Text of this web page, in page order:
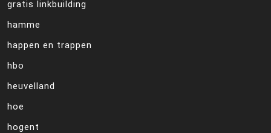
gratis linkbuilding
hamme
happen en trappen
hbo
heuvelland
hoe
hogent